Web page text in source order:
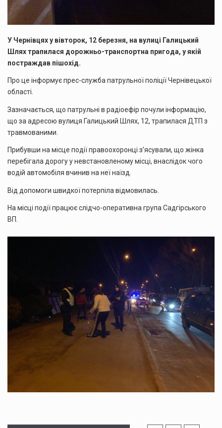
У Чернівцях у вівторок, 12 березня, на вулиці Галицький
Шлях трапилася дорожньо-транспортна пригода, у якій
постраждав пішохід.
Про це інформує прес-служба патрульної поліції Чернівецької
області.
Зазначається, що патрульні в радіоефір почули інформацію,
що за адресою вулиця Галицький Шлях, 12, трапилася ДТП з
травмованими.
Прибувши на місце події правоохоронці з’ясували, що жінка
перебігала дорогу у невстановленому місці, внаслідок чого
водій автомобіля вчинив на неї наїзд.
Від допомоги швидкої потерпіла відмовилась.
На місці події працює слідчо-оперативна група Садгірського
ВП.